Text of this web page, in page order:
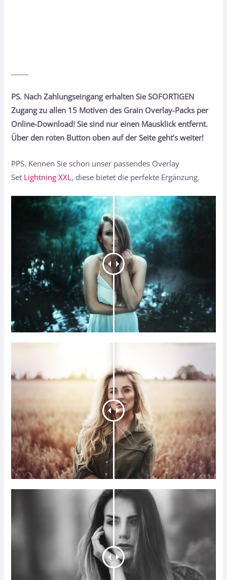
PS. Nach Zahlungseingang erhalten Sie SOFORTIGEN
Zugang zu allen 15 Motiven des Grain Overlay-Packs per
Online-Download! Sie sind nur einen Mausklick entfernt.
Über den roten Button oben auf der Seite geht’s weiter!
PPS. Kennen Sie schon unser passendes Overlay
Set Lightning XXL, diese bietet die perfekte Ergänzung.